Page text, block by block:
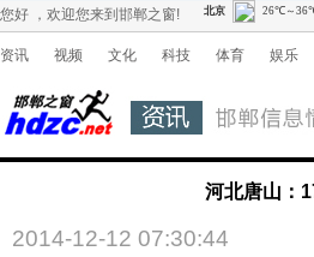
您好 ，欢迎您来到邯郸之窗!
资讯 视频 文化 科技 体育 娱乐
河北唐山：
2014-12-12 07:30:44